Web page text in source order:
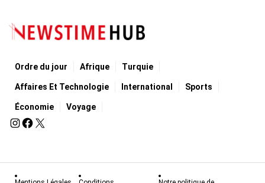
Ordre du jour Afrique Turquie
Affaires Et Technologie International Sports
Économie Voyage